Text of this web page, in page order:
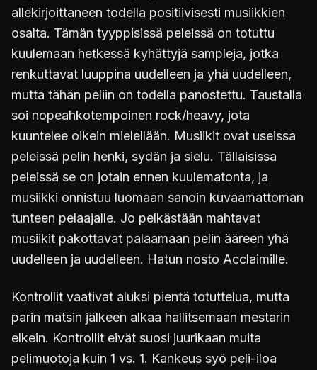
allekirjoittaneen todella positiivisesti musiikkien
osalta. Tämän tyyppisissä peleissä on totuttu
kuulemaan hetkessä kyhättyjä sampleja, jotka
renkuttavat luuppina uudelleen ja yhä uudelleen,
mutta tähän peliin on todella panostettu. Taustalla
soi nopeahkotempoinen rock/heavy, jota
kuuntelee oikein mielellään. Musiikit ovat useissa
peleissä pelin henki, sydän ja sielu. Tällaisissa
peleissä se on jotain ennen kuulematonta, ja
musiikki onnistuu luomaan sanoin kuvaamattoman
tunteen pelaajalle. Jo pelkästään mahtavat
musiikit pakottavat palaamaan pelin ääreen yhä
uudelleen ja uudelleen. Hatun nosto Acclaimille.
Kontrollit vaativat aluksi pientä totuttelua, mutta
parin matsin jälkeen alkaa hallitsemaan mestarin
elkein. Kontrollit eivät suosi juurikaan muita
pelimuotoja kuin 1 vs. 1. Kankeus syö peli-iloa